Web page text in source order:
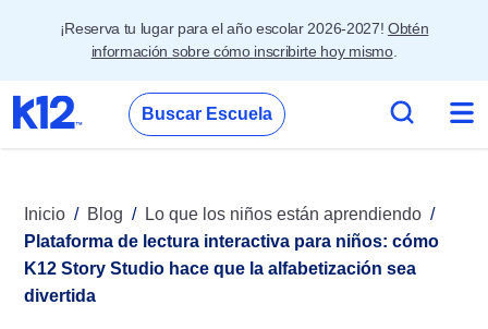
¡Reserva tu lugar para el año escolar 2026-2027! Obtén
información sobre cómo inscribirte hoy mismo.
Buscar Escuela
Inicio Blog
Lo que los niños están aprendiendo
Plataforma de lectura interactiva para niños: cómo
K12 Story Studio hace que la alfabetización sea
divertida